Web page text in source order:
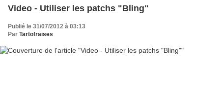
Video - Utiliser les patchs "Bling"
Publié le 31/07/2012 à 03:13
Par Tartofraises